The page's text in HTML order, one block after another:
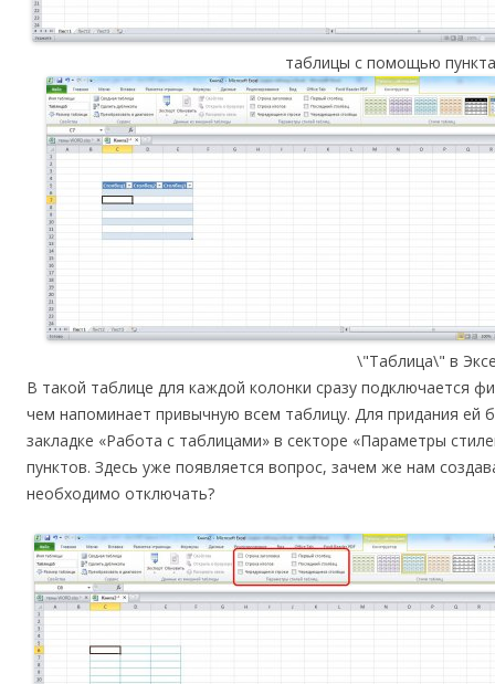
таблицы с помощью
\"Таблица\" в
В такой таблице для каждой колонки сразу подключается
чем напоминает привычную всем таблицу. Для придания ей
закладке «Работа с таблицами» в секторе «Параметры
пунктов. Здесь уже появляется вопрос, зачем же нам
необходимо отключать?